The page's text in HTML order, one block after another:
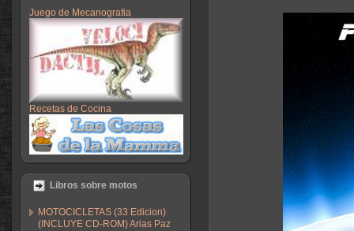
Juego de Mecanografia
Recetas de Cocina
Libros sobre motos
MOTOCICLETAS (33 Edicion)
(INCLUYE CD-ROM) Arias Paz